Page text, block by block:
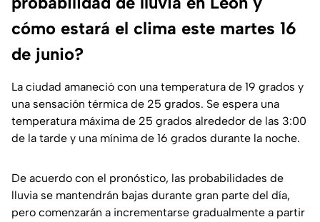
cómo estará el clima este martes 16
de junio?
La ciudad amaneció con una temperatura de 19 grados y
una sensación térmica de 25 grados. Se espera una
temperatura máxima de 25 grados alrededor de las 3:00
de la tarde y una mínima de 16 grados durante la noche.
De acuerdo con el pronóstico, las probabilidades de
lluvia se mantendrán bajas durante gran parte del día,
pero comenzarán a incrementarse gradualmente a partir